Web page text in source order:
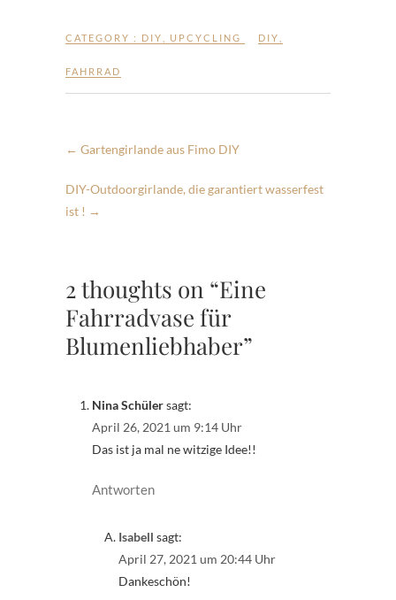
CATEGORY : DIY UPCYCLING DIY
FAHRRAD
← Gartengirlande aus Fimo DIY
DIY-Outdoorgirlande, die garantiert wasserfest
ist ! →
2 thoughts on “Eine
Fahrradvase für
Blumenliebhaber”
Nina Schülersagt:
April 26, 2021 um 9:14 Uhr
Das ist ja mal ne witzige Idee!!
Antworten
Isabell sagt:
April 27, 2021 um 20:44 Uhr
Dankeschön!